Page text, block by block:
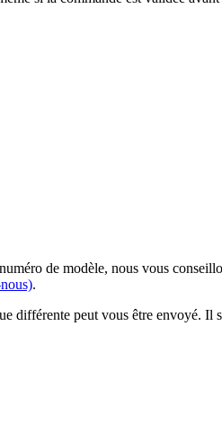
de modèle, nous vous
.
différente peut vous être envoyé. Il